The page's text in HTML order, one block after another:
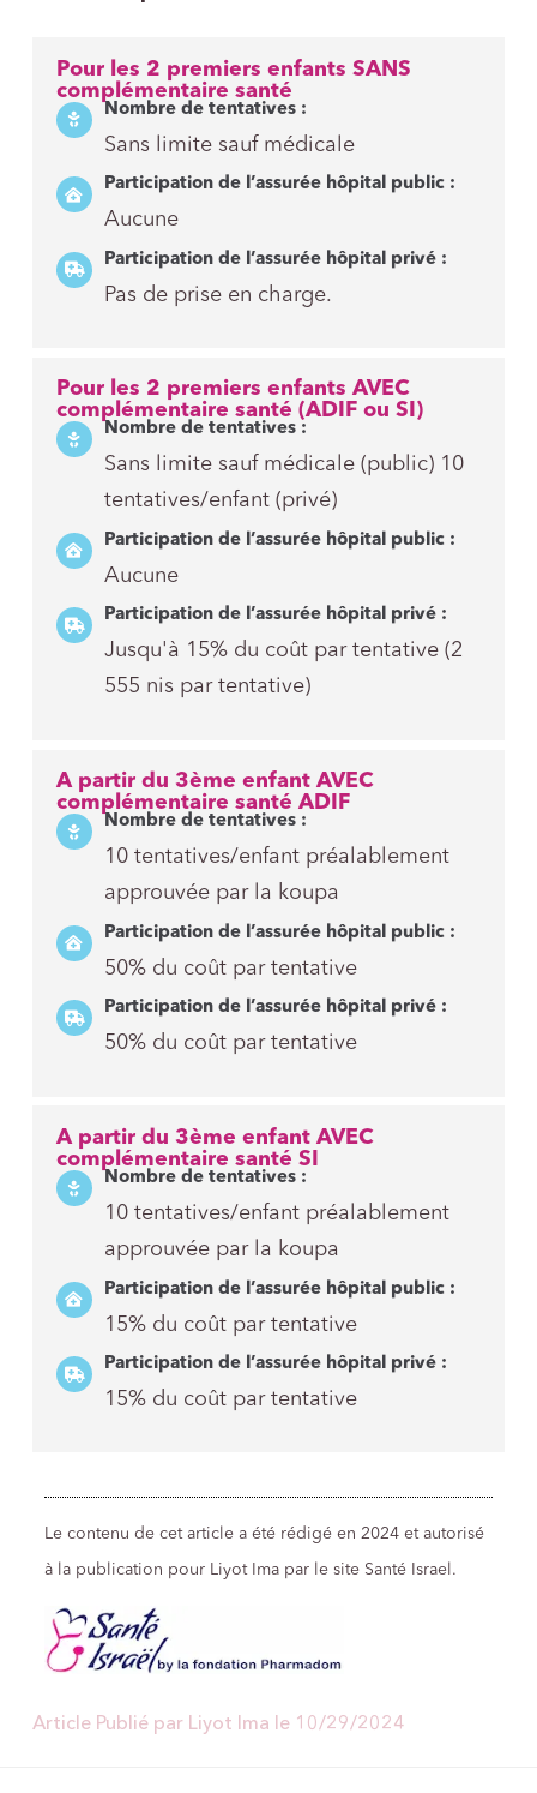
Pour les 2 premiers enfants SANS
complémentaire santé
Nombre de tentatives :
Sans limite sauf médicale
Participation de l’assurée hôpital public :
Aucune
Participation de l’assurée hôpital privé :
Pas de prise en charge.
Pour les 2 premiers enfants AVEC
complémentaire santé (ADIF ou SI)
Nombre de tentatives :
Sans limite sauf médicale (public) 10
tentatives/enfant (privé)
Participation de l’assurée hôpital public :
Aucune
Participation de l’assurée hôpital privé :
Jusqu'à 15% du coût par tentative (2
555 nis par tentative)
A partir du 3ème enfant AVEC
complémentaire santé ADIF
Nombre de tentatives :
10 tentatives/enfant préalablement
approuvée par la koupa
Participation de l’assurée hôpital public :
50% du coût par tentative
Participation de l’assurée hôpital privé :
50% du coût par tentative
A partir du 3ème enfant AVEC
complémentaire santé SI
Nombre de tentatives :
10 tentatives/enfant préalablement
approuvée par la koupa
Participation de l’assurée hôpital public :
15% du coût par tentative
Participation de l’assurée hôpital privé :
15% du coût par tentative
Le contenu de cet article a été rédigé en 2024 et autorisé
à la publication pour Liyot Ima par le site Santé Israel.
Article Publié par Liyot Ima le 10/29/2024